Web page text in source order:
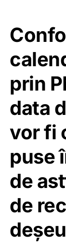
prin
data
vor fi
puse
de
de